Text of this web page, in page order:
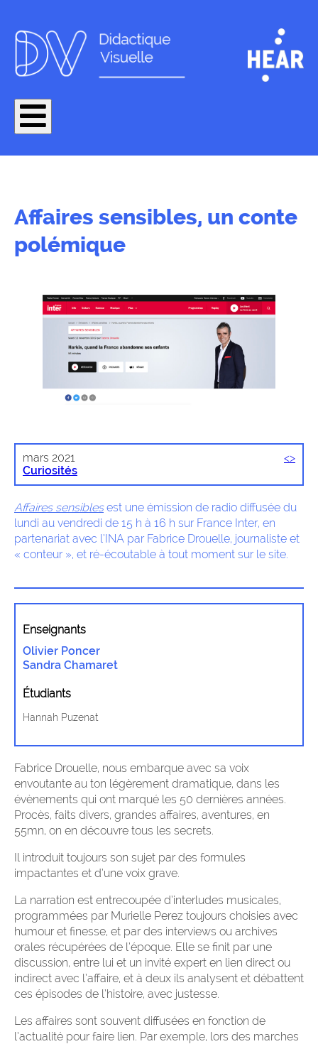
Affaires sensibles, un conte
polémique
mars 2021
Curiosités
<>
Affaires sensiblesest une émission de radio diffusée du
lundi au vendredi de 15 h à 16 h sur France Inter, en
partenariat avec l’INA par Fabrice Drouelle, journaliste et
« conteur », et ré-écoutable à tout moment sur le site.
Enseignants
Olivier Poncer
Sandra Chamaret
Étudiants
Hannah Puzenat
Fabrice Drouelle, nous embarque avec sa voix
envoutante au ton légèrement dramatique, dans les
évènements qui ont marqué les 50 dernières années.
Procès, faits divers, grandes affaires, aventures, en
55mn, on en découvre tous les secrets.
Il introduit toujours son sujet par des formules
impactantes et d’une voix grave.
La narration est entrecoupée d’interludes musicales,
programmées par Murielle Perez toujours choisies avec
humour et finesse, et par des interviews ou archives
orales récupérées de l’époque. Elle se finit par une
discussion, entre lui et un invité expert en lien direct ou
indirect avec l’affaire, et à deux ils analysent et débattent
ces épisodes de l’histoire, avec justesse.
Les affaires sont souvent diffusées en fonction de
l’actualité pour faire lien. Par exemple, lors des marches